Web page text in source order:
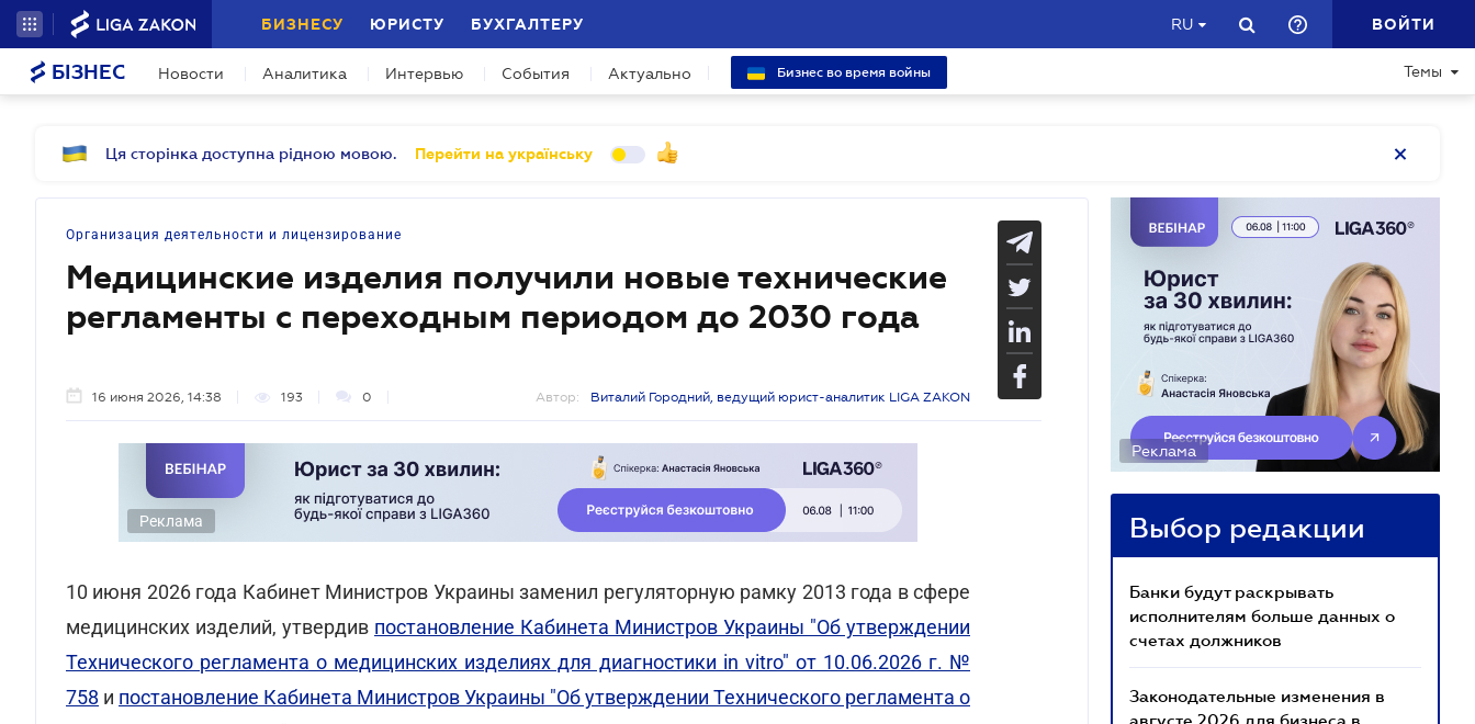
БИЗНЕСУ ЮРИСТУ БУХГАЛТЕРУ RU ВОЙТИ
БІЗНЕС Новости Аналитика Интервью События Актуально Бизнес во время войны Темы
Ця сторінка доступна рідною мовою. Перейти на українську
Организация деятельности и лицензирование
Медицинские изделия получили новые технические
регламенты с переходным периодом до 2030 года
16 июня 2026, 14:38 193 0 Автор: Виталий Городний, ведущий юрист-аналитик LIGA ZAKON
Реклама
10 июня 2026 года Кабинет Министров Украины заменил регуляторную рамку 2013 года в сфере
медицинских изделий, утвердив постановление Кабинета Министров Украины "Об утверждении
Технического регламента о медицинских изделиях для диагностики in vitro" от 10.06.2026 г. №
758 и постановление Кабинета Министров Украины "Об утверждении Технического регламента о
Реклама
Выбор редакции
Банки будут раскрывать
исполнителям больше данных о
счетах должников
Законодательные изменения в
августе 2026 для бизнеса в